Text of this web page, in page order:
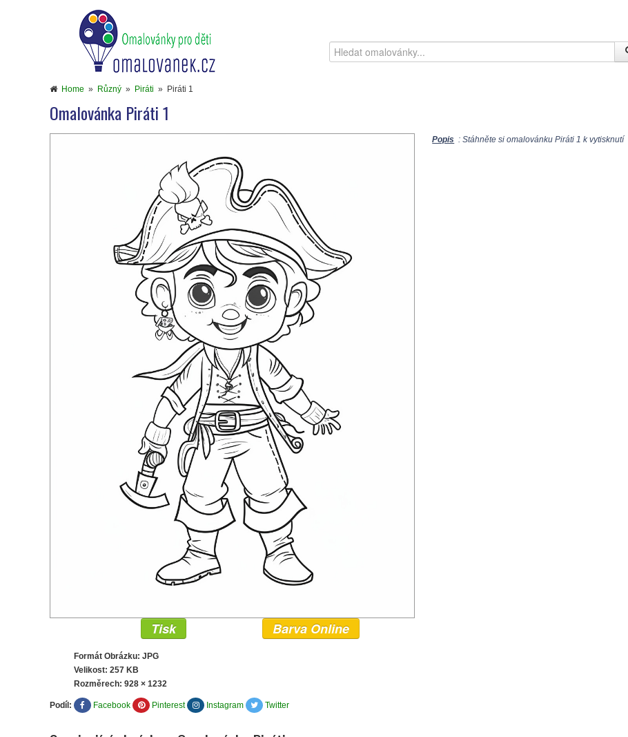
Home » Různý » Piráti » Piráti 1
Omalovánka Piráti 1
Popis : Stáhněte si omalovánku Piráti 1 k vytisknutí
Tisk Barva Online
Formát Obrázku: JPG
Velikost: 257 KB
Rozměrech: 928 × 1232
Podíl: Facebook Pinterest Instagram Twitter